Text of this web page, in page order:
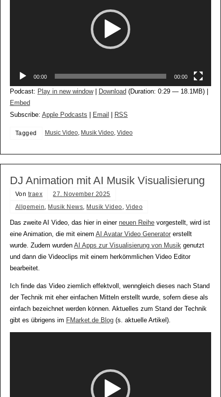
00:00 00:00
Podcast: Play in new window| Download (Duration: 0:29 — 18.1MB) |
Embed
Subscribe: Apple Podcasts Email RSS
Tagged Music Video, Musik Video, Video
DJ Animation mit AI Musik Visualisierung
Von traex
27. November 2025
Allgemein, Musik News, Musik Video, Video
Das zweite AI Video, das hier in einer neuen Reihevorgestellt, wird ist
eine Animation, die mit einem AI Avatar Video Generatorerstellt
wurde. Zudem wurden AI Apps zur Visualisierung von Musikgenutzt
und dann die Videoclips mit einem herkömmlichen Video Editor
bearbeitet.
Ich finde das Video ziemlich effektvoll, wenngleich dieses nach Stand
der Technik mit eher einfachen Mitteln erstellt wurde, sofern diese als
einfach bezeichnet werden können. Aktuelles zum Stand der Technik
gibt es übrigens im FMarket.de Blog(s. aktuelle Artikel).